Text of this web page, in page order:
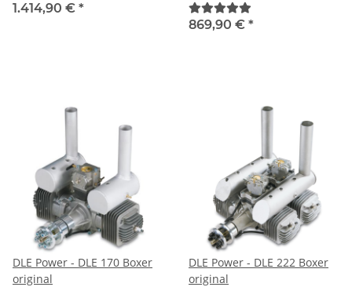
1.414,90 € *
869,90 € *
DLE Power - DLE 170 Boxer
original
DLE Power - DLE 222 Boxer
original